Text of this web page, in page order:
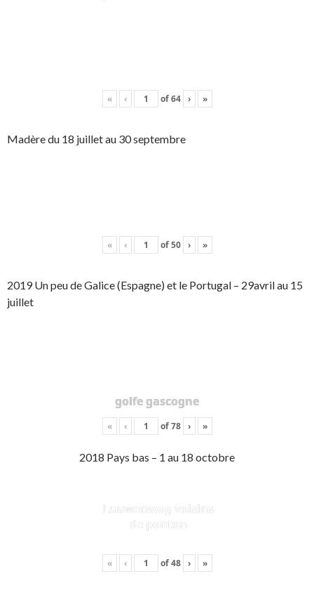
« ‹ of64 › »
Madère du 18 juillet au 30 septembre
« ‹ of50 › »
2019 Un peu de Galice (Espagne) et le Portugal – 29avril au 15
juillet
golfe gascogne
« ‹ of78 › »
2018 Pays bas – 1 au 18 octobre
Lauwersoog voisins
de ponton
« ‹ of48 › »